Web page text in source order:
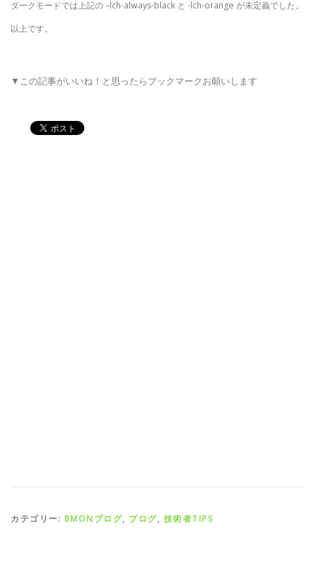
ダークモードでは上記の –lch-always-black と -lch-orange が未定義でした。
以上です。
▼この記事がいいね！と思ったらブックマークお願いします
カテゴリー: BMONブログ, ブログ, 技術者TIPS